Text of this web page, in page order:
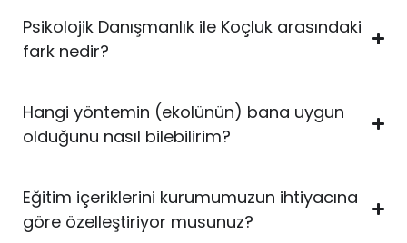
Psikolojik Danışmanlık ile Koçluk arasındaki
fark nedir?
Hangi yöntemin (ekolünün) bana uygun
olduğunu nasıl bilebilirim?
Eğitim içeriklerini kurumumuzun ihtiyacına
göre özelleştiriyor musunuz?